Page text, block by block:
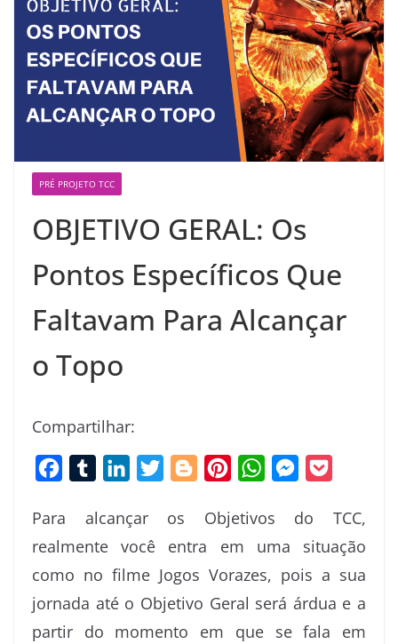
PRÉ PROJETO TCC
OBJETIVO GERAL: Os
Pontos Específicos Que
Faltavam Para Alcançar
o Topo
Compartilhar:
c
e
b
o
o
m
b
l
r
n
k
e
d
I
t
e
r
o
g
g
e
r
n
t
e
r
e
W
a
t
s
A
M
s
s
e
n
g
c
k
t
Para alcançar os Objetivos do TCC,
realmente você entra em uma situação
como no filme Jogos Vorazes, pois a sua
jornada até o Objetivo Geral será árdua e a
partir do momento em que se fala em